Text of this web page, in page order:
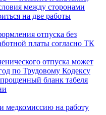
между сторонами
на две работы
отпуска без
платы согласно ТК
отпуска может
по Трудовому Кодексу
бланк табеля
медкомиссию на работу